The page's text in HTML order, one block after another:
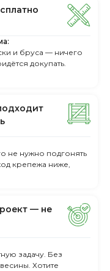
и бруса — ничего
докупать.
не нужно подгонять
крепежа ниже,
— нe
задачу. Без
Хотите